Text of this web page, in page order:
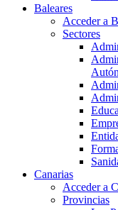
Baleares
Acceder a
Sectores
Canarias
Acceder a
Provincias